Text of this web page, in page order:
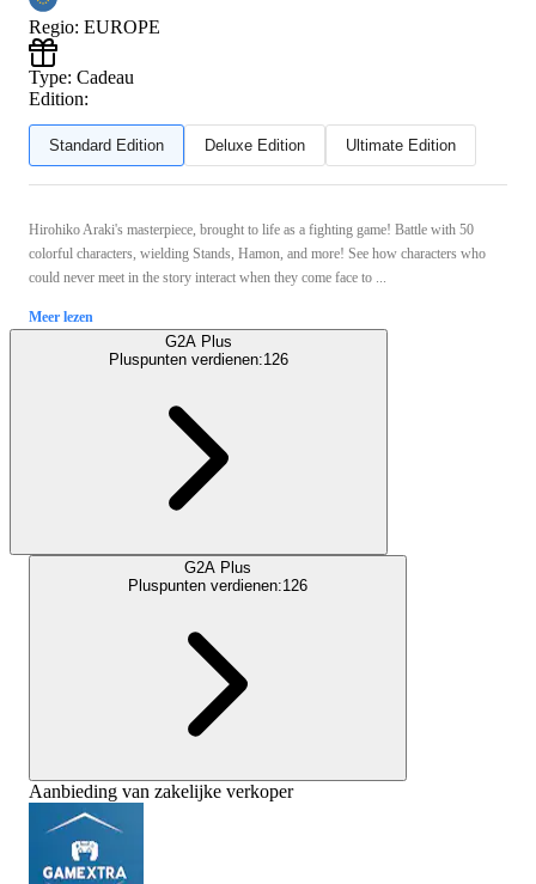
Regio: EUROPE
Type: Cadeau
Edition:
Standard Edition Deluxe Edition Ultimate Edition
Hirohiko Araki's masterpiece, brought to life as a fighting game! Battle with 50
colorful characters, wielding Stands, Hamon, and more! See how characters who
could never meet in the story interact when they come face to ...
Meer lezen
G2A Plus
Pluspunten verdienen:126
G2A Plus
Pluspunten verdienen:126
Aanbieding van zakelijke verkoper